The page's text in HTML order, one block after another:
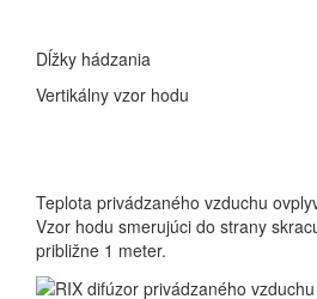
Dĺžky hádzania
Vertikálny vzor hodu
Teplota privádzaného vzduchu
Vzor hodu smerujúci do strany
približne 1 meter.